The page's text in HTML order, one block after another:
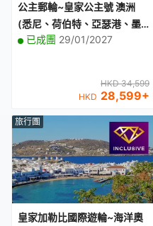
公主郵輪~皇家公主號 澳洲
(悉尼、荷伯特、亞瑟港、墨
爾本、伊頓) 11天豪華郵輪假
已成團 29/01/2027
HKD 34,599
HKD 28,599+
旅行團
皇家加勒比國際遊輪~海洋奧